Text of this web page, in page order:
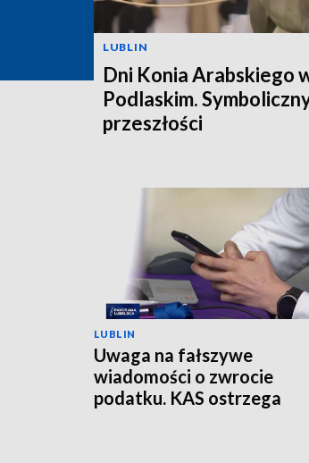
LUBLIN
Dni Konia Arabskiego
Podlaskim.
przeszłości
LUBLIN
Uwaga na fałszywe
wiadomości o zwrocie
podatku. KAS ostrzega